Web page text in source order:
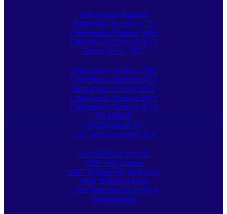
Olbernhauer Radtour
Erzgebirge 2x Quer (CZ)
Olbernhauer Radtour 2009
Olbernhauer Radtour 2010
Touren 2011 - 2017
Olbernhauer Radtour 2011
Olbernhauer Radtour 2012
Erzgebirge 2x Quer 2012
Olbernhauer Radtour 2013
Olbernhauer Radtour 2014
FILMBAR
EXTRABLICK
Ein Land vor unserer Zeit
Auf SIMSON und MZ
1986: Bad Saarow
1987: Börgerende-Rethwisch
1988: Wendisch-Rietz
1989: Kirchdorf Insel Poel
Urlaubstouren